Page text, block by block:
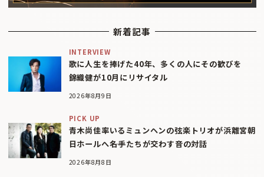
新着記事
INTERVIEW
歌に人生を捧げた40年、多くの人にその歓びを
錦織健が10月にリサイタル
2026年8月9日
PICK UP
青木尚佳率いるミュンヘンの弦楽トリオが浜離宮朝
日ホールへ――名手たちが交わす音の対話
2026年8月8日